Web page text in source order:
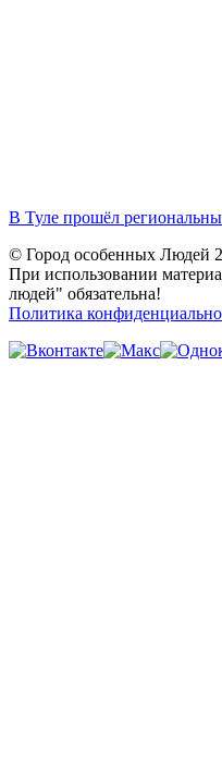
В Туле прошёл
© Город особенных Людей
При использовании
людей" обязательна!
Политика